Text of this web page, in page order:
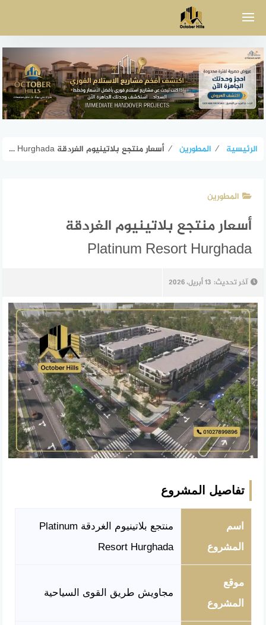
الرئيسية ⁄ المطورين ⁄ أسعار منتجع بلاتينيوم الغردقة Platinum Resort Hurghada
المطورين
أسعار منتجع بلاتينيوم الغردقة
Platinum Resort Hurghada
آخر تحديث: 13 أبريل، 2026
تفاصيل المشروع
اسم
المشروع
منتجع بلاتينيوم الغردقة Platinum
Resort Hurghada
موقع
المشروع
مجاويش طريق القوى السياحية